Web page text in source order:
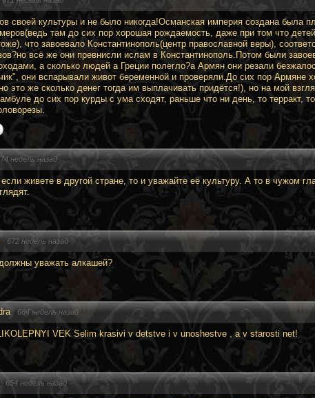
своей культуры и не было никогда!Османская империя создана была
там до сих пор хорошая рождаемость, даже при том что
что завоевало Константинополь(центр православной веры),
всё же они превнисли ислам в Константинополь.Потом были
а сколько людей а Греции полегло?а Армян они резали
они вспарывали живот беременной и проверяли.До сих пор Армяне
это же сколько денег тогда им выплачивать придётся!), но на мой
до сих пор курды с ума сходят, раньше что ни день, то терракт,
недель назад
живете в другой стране, то и уважайте её культуру. А то в чужом
· 672 недель назад
уважать алкашей?
· 664 недель назад
VEK Selim krasivi v detstve i v unoshestve , a v starosti net!
· 654 недель назад